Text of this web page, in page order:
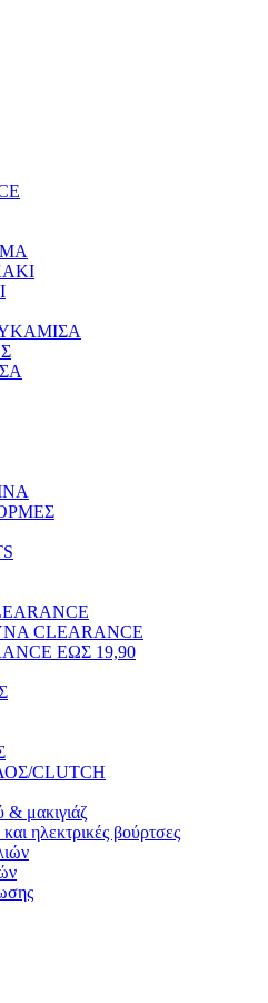
CLEARANCE
ΕΩΣ 19,90
CLUTCH
μακιγιάζ
ηλεκτρικές βούρτσες